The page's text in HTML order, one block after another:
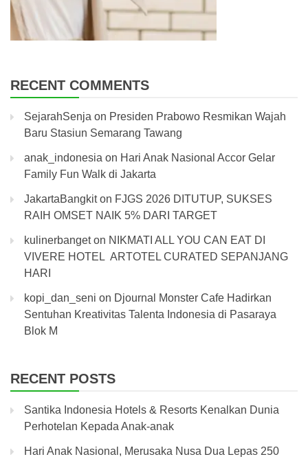
RECENT COMMENTS
SejarahSenja on Presiden Prabowo Resmikan Wajah
Baru Stasiun Semarang Tawang
anak_indonesia on Hari Anak Nasional Accor Gelar
Family Fun Walk di Jakarta
JakartaBangkiton FJGS 2026 DITUTUP, SUKSES
RAIH OMSET NAIK 5% DARI TARGET
kulinerbangeton NIKMATI ALL YOU CAN EAT DI
VIVERE HOTEL ARTOTEL CURATED SEPANJANG
HARI
kopi_dan_seni on Djournal Monster Cafe Hadirkan
Sentuhan Kreativitas Talenta Indonesia di Pasaraya
Blok M
RECENT POSTS
Santika Indonesia Hotels & Resorts Kenalkan Dunia
Perhotelan Kepada Anak-anak
Hari Anak Nasional, Merusaka Nusa Dua Lepas 250